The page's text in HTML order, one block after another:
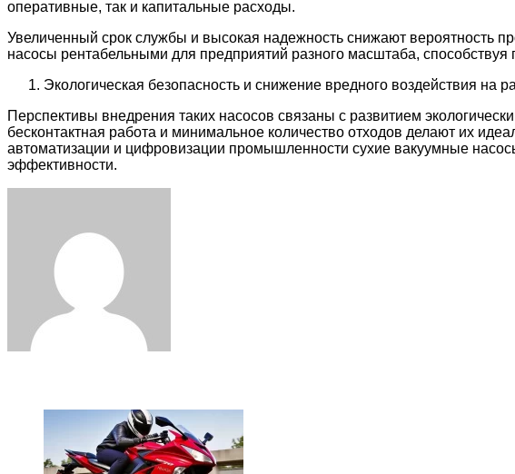
оперативные, так и капитальные расходы.
Увеличенный срок службы и высокая надежность снижают вероятность
насосы рентабельными для предприятий разного масштаба,
Экологическая безопасность и снижение вредного воздействия на
Перспективы внедрения таких насосов связаны с развитием
бесконтактная работа и минимальное количество отходов делают их
автоматизации и цифровизации промышленности сухие вакуумные
эффективности.